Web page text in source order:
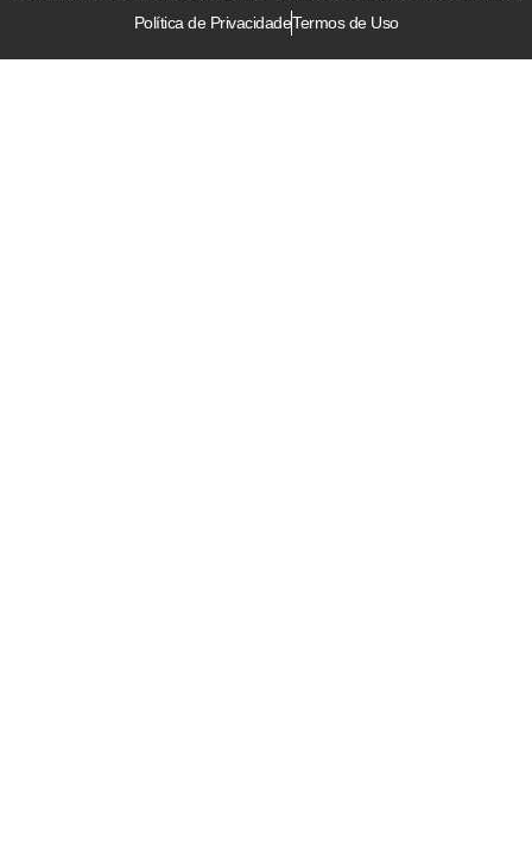
Política de PrivacidadeTermos de Uso